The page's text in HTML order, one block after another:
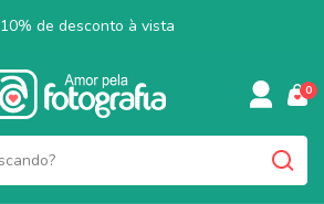
10% de desconto à vista
0